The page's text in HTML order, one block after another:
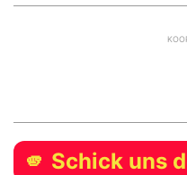
🫵 Schick uns